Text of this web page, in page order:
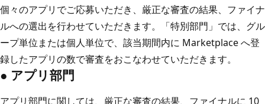
個々のアプリでご応募いただき、厳正な審査の結果、ファイナ
ルへの選出を行わせていただきます。「特別部門」では、グル
ープ単位または個人単位で、該当期間内に Marketplace へ登
録したアプリの数で審査をおこなわせていただきます。
● アプリ部門
アプリ部門に関しては、厳正な審査の結果、ファイナルに 10